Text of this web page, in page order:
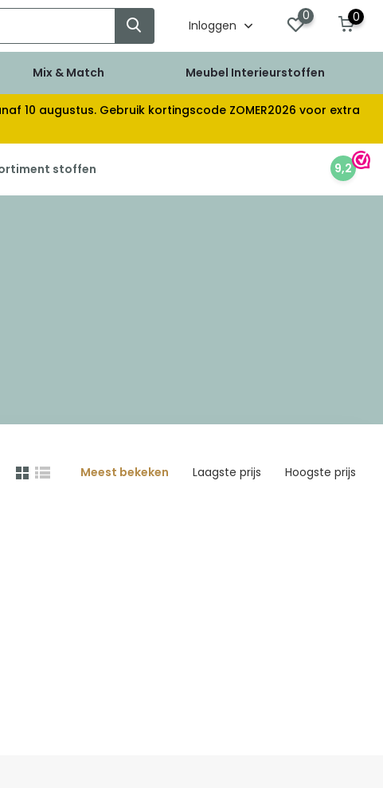
Inloggen
0 0
Mix & Match Meubel Interieurstoffen
10 augustus. Gebruik kortingscode ZOMER2026 voor extra
stoffen 9,2
Meest bekeken Laagste prijs Hoogste prijs